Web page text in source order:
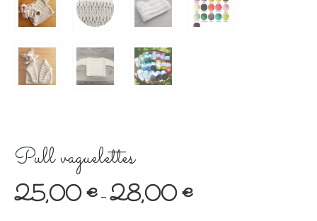
Pull vaguelettes
25,00€ – 28,00€